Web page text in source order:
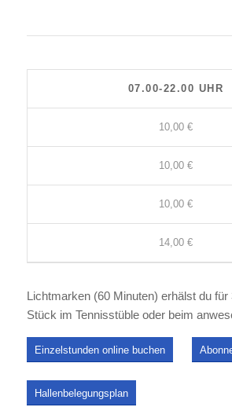
07.00-22.00 UHR
10,00 €
10,00 €
10,00 €
14,00 €
Lichtmarken (60 Minuten) erhälst du für
Stück im Tennisstüble oder beim
Einzelstunden online buchen
Hallenbelegungsplan